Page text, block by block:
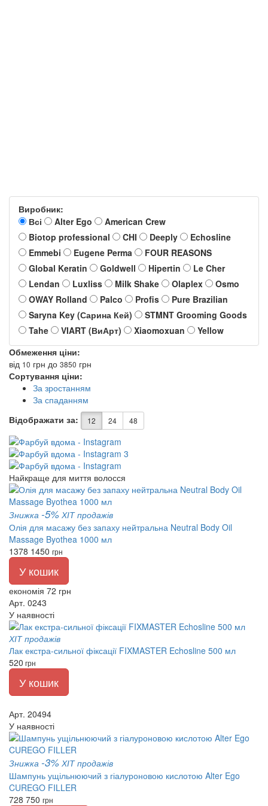
Виробник:
Всі
Alter Ego
American Crew
Biotop professional
CHI Deeply
Echosline
Emmebi
Eugene Perma
FOUR REASONS
Global Keratin
Goldwell Hipertin
Le Cher
Lendan
Luxliss Milk Shake Olaplex
Osmo
OWAY Rolland
Palco Profis
Pure Brazilian
Saryna Key (Сарина Кей)
STMNT Grooming Goods
Tahe
VIART (ВиАрт) Xiaomoxuan
Yellow
Обмеження ціни:
від 10 грн до 3850 грн
Сортування ціни:
За зростанням
За спаданням
Відображати за:
12 24 48
Найкраще для миття волосся
Знижка -5% ХІТ продажів
Олія для масажу без запаху нейтральна Neutral Body Oil
Massage Byothea 1000 мл
1378 1450 грн
У кошик
економія 72 грн
Арт. 0243
У наявності
ХІТ продажів
Лак екстра-сильної фіксації FIXMASTER Echosline 500 мл
520 грн
У кошик
Арт. 20494
У наявності
Знижка -3% ХІТ продажів
Шампунь ущільнюючий з гіалуроновою кислотою Alter Ego
CUREGO FILLER
728 750 грн